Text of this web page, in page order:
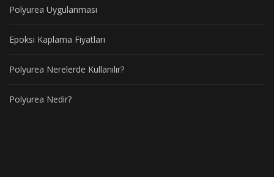
Polyurea Uygulanması
Epoksi Kaplama Fiyatları
Polyurea Nerelerde Kullanılır?
Polyurea Nedir?